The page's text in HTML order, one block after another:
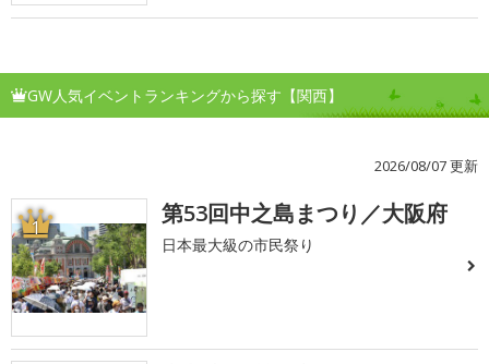
GW人気イベントランキングから探す【関西】
2026/08/07 更新
1 第53回中之島まつり／大阪府
日本最大級の市民祭り